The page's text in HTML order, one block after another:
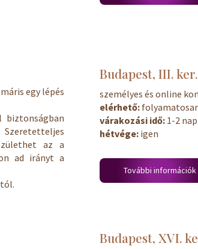
egy lépés
az a
ad irányt a
Budapest, III. ker.
személyes és online
elérhető:
várakozási idő: 1-2 nap
hétvége: igen
További információk
Budapest, XVI.